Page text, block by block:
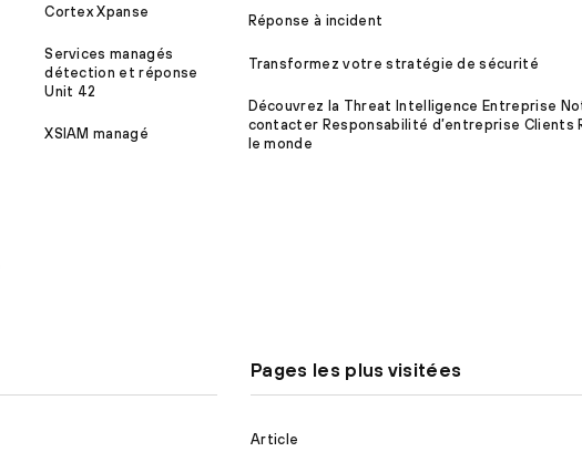
Cortex Xpanse
Services managés
détection et réponse
Unit 42
XSIAM managé
Réponse à incident
Transformez votre stratégie de sécurité
Découvrez la Threat Intelligence Entreprise
contacter Responsabilité d’entreprise Clients
le monde
Pages les plus visitées
Article